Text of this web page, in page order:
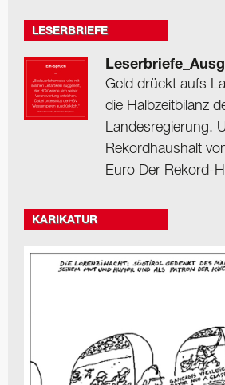
LESERBRIEFE
Geld drückt aufs
die Halbzeitbilanz
Landesregierung.
Rekordhaushalt
Euro Der Rekord-
KARIKATUR